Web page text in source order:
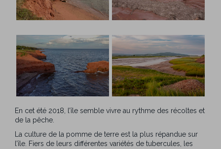
En cet été 2018, l’île semble vivre au rythme des récoltes et
de la pêche.
La culture de la pomme de terre est la plus répandue sur
l’île. Fiers de leurs différentes variétés de tubercules, les